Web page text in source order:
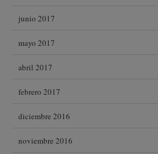
junio 2017
mayo 2017
abril 2017
febrero 2017
diciembre 2016
noviembre 2016